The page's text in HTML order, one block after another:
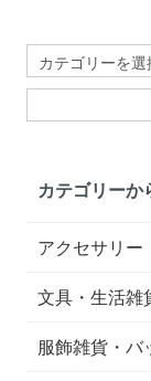
カテゴリーか
アクセサリー
文具・生活雑
服飾雑貨・バ